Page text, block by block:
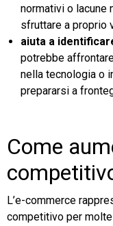
normativi o lacune
sfruttare a proprio
aiuta a
potrebbe
nella tecnologia o
prepararsi a
Come
L’e-commerce
competitivo per